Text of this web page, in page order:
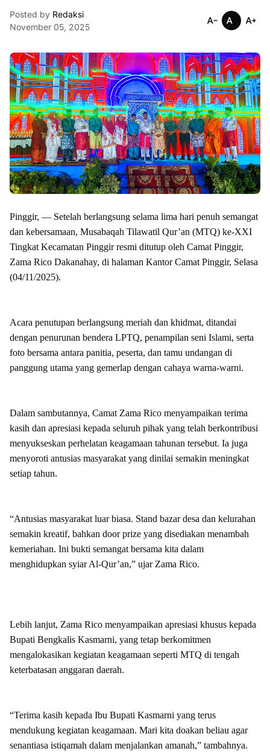
Posted by Redaksi
November 05, 2025
Pinggir, — Setelah berlangsung selama lima hari penuh semangat
dan kebersamaan, Musabaqah Tilawatil Qur’an (MTQ) ke-XXI
Tingkat Kecamatan Pinggir resmi ditutup oleh Camat Pinggir,
Zama Rico Dakanahay, di halaman Kantor Camat Pinggir, Selasa
(04/11/2025).
Acara penutupan berlangsung meriah dan khidmat, ditandai
dengan penurunan bendera LPTQ, penampilan seni Islami, serta
foto bersama antara panitia, peserta, dan tamu undangan di
panggung utama yang gemerlap dengan cahaya warna-warni.
Dalam sambutannya, Camat Zama Rico menyampaikan terima
kasih dan apresiasi kepada seluruh pihak yang telah berkontribusi
menyukseskan perhelatan keagamaan tahunan tersebut. Ia juga
menyoroti antusias masyarakat yang dinilai semakin meningkat
setiap tahun.
“Antusias masyarakat luar biasa. Stand bazar desa dan kelurahan
semakin kreatif, bahkan door prize yang disediakan menambah
kemeriahan. Ini bukti semangat bersama kita dalam
menghidupkan syiar Al-Qur’an,” ujar Zama Rico.
Lebih lanjut, Zama Rico menyampaikan apresiasi khusus kepada
Bupati Bengkalis Kasmarni, yang tetap berkomitmen
mengalokasikan kegiatan keagamaan seperti MTQ di tengah
keterbatasan anggaran daerah.
“Terima kasih kepada Ibu Bupati Kasmarni yang terus
mendukung kegiatan keagamaan. Mari kita doakan beliau agar
senantiasa istiqamah dalam menjalankan amanah,” tambahnya.